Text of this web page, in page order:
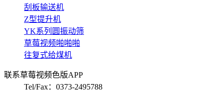
刮板输送机
Z型提升机
YK系列圆振动筛
草莓视频啪啪啪
往复式给煤机
联系草莓视频色版APP
Tel/Fax：0373-2495788